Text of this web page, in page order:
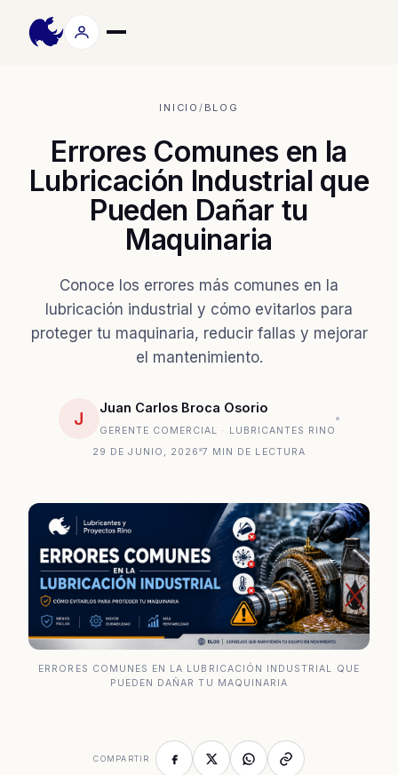
INICIO / BLOG
Errores Comunes en la
Lubricación Industrial que
Pueden Dañar tu
Maquinaria
Conoce los errores más comunes en la
lubricación industrial y cómo evitarlos para
proteger tu maquinaria, reducir fallas y mejorar
el mantenimiento.
J
Juan Carlos Broca Osorio
GERENTE COMERCIAL · LUBRICANTES RINO
29 DE JUNIO, 2026 7 MIN DE LECTURA
ERRORES COMUNES EN LA LUBRICACIÓN INDUSTRIAL QUE
PUEDEN DAÑAR TU MAQUINARIA
COMPARTIR